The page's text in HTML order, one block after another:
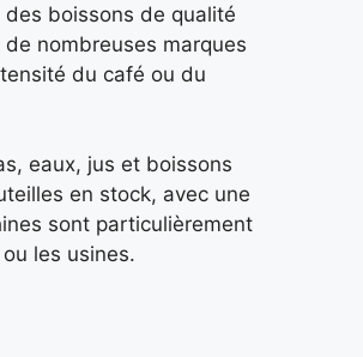
boissons de qualité
nombreuses marques
du café ou du
eaux, jus et boissons
en stock, avec une
sont particulièrement
les usines.